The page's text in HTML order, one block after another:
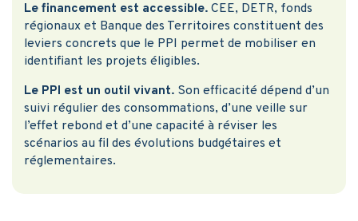
Le financement est accessible. CEE, DETR, fonds
régionaux et Banque des Territoires constituent des
leviers concrets que le PPI permet de mobiliser en
identifiant les projets éligibles.
Le PPI est un outil vivant. Son efficacité dépend d’un
suivi régulier des consommations, d’une veille sur
l’effet rebond et d’une capacité à réviser les
scénarios au fil des évolutions budgétaires et
réglementaires.